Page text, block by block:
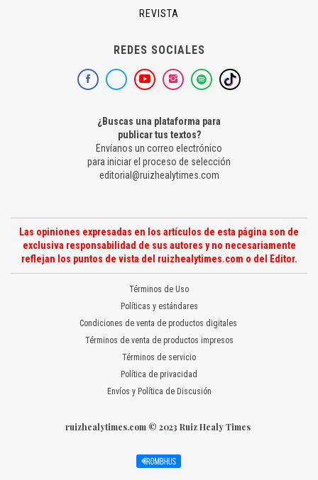
REVISTA
REDES SOCIALES
¿Buscas una plataforma para
publicar tus textos?
Envíanos un correo electrónico
para iniciar el proceso de selección
editorial@ruizhealytimes.com
Las opiniones expresadas en los artículos de esta página son de
exclusiva responsabilidad de sus autores y no necesariamente
reflejan los puntos de vista del ruizhealytimes.com o del Editor.
Términos de Uso
Políticas y estándares
Condiciones de venta de productos digitales
Términos de venta de productos impresos
Términos de servicio
Política de privacidad
Envíos y Política de Discusión
ruizhealytimes.com © 2023 Ruiz Healy Times